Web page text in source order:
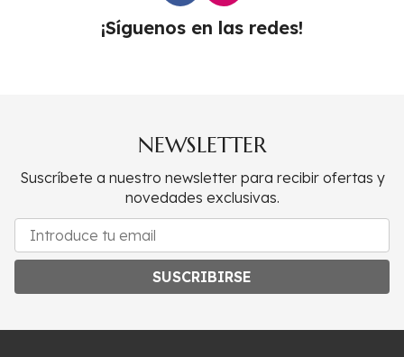
¡Síguenos en las redes!
NEWSLETTER
Suscríbete a nuestro newsletter para recibir ofertas y
novedades exclusivas.
SUSCRIBIRSE